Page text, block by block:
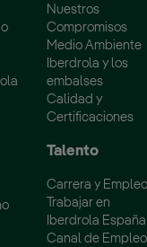
Nuestros
Compromisos
Medio Ambiente
Iberdrola y los
embalses
Calidad y
Certificaciones
Talento
Carrera y Empleo
Trabajar en
Iberdrola España
Canal de Empleo